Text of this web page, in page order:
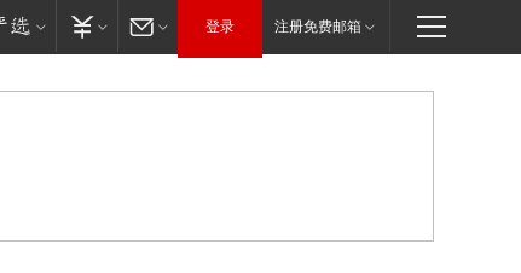
登录 注册免费邮箱